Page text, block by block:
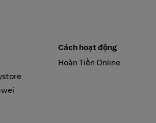
Cách hoạt động
Hoàn Tiền Online